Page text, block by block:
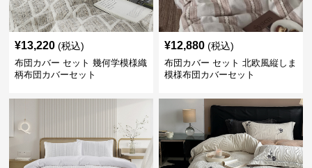
¥13,220 (税込)
布団カバー セット 幾何学模様織
柄布団カバーセット
¥12,880 (税込)
布団カバー セット 北欧風縦しま
模様布団カバーセット